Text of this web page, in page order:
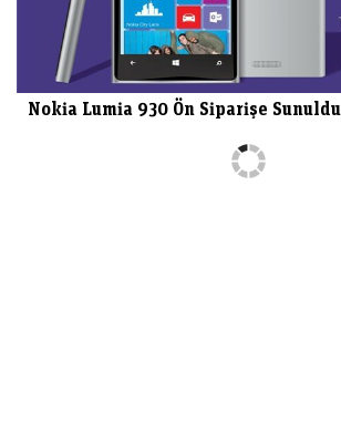
Nokia Lumia 930 Ön Siparişe Sunuldu